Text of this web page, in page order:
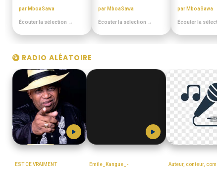
par MboaSawa
Écouter la sélection →
par MboaSawa
Écouter la sélection →
par MboaSawa
Écouter la
RADIO ALÉATOIRE
EST CE VRAIMENT
Emile_Kangue_-
Auteur, conteur,